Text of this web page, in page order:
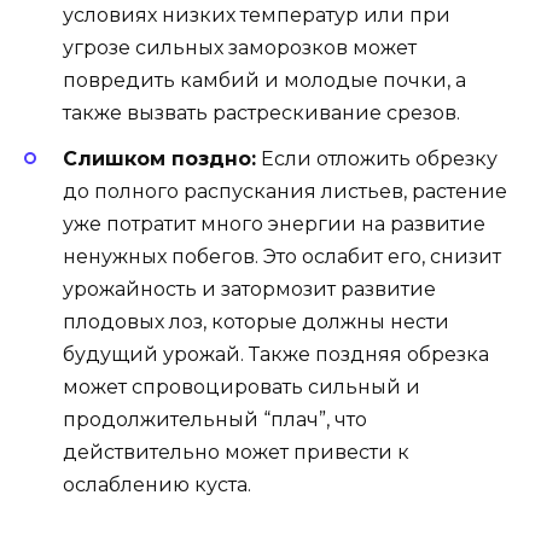
условиях низких температур или при
угрозе сильных заморозков может
повредить камбий и молодые почки, а
также вызвать растрескивание срезов.
Слишком поздно: Если отложить обрезку
до полного распускания листьев, растение
уже потратит много энергии на развитие
ненужных побегов. Это ослабит его, снизит
урожайность и затормозит развитие
плодовых лоз, которые должны нести
будущий урожай. Также поздняя обрезка
может спровоцировать сильный и
продолжительный “плач”, что
действительно может привести к
ослаблению куста.